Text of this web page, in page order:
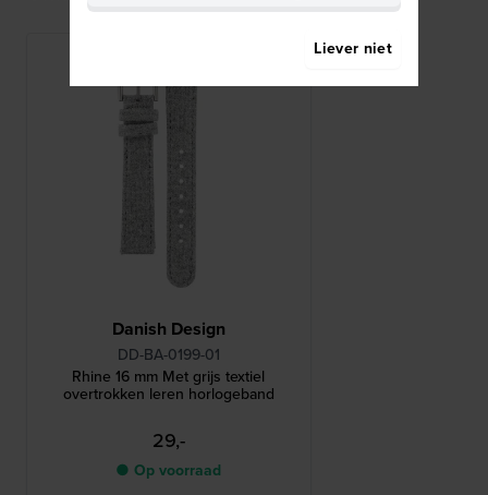
Danish Design
DD-BA-0199-01
Rhine 16 mm Met grijs textiel
overtrokken leren horlogeband
29,-
● Op voorraad
Liever niet